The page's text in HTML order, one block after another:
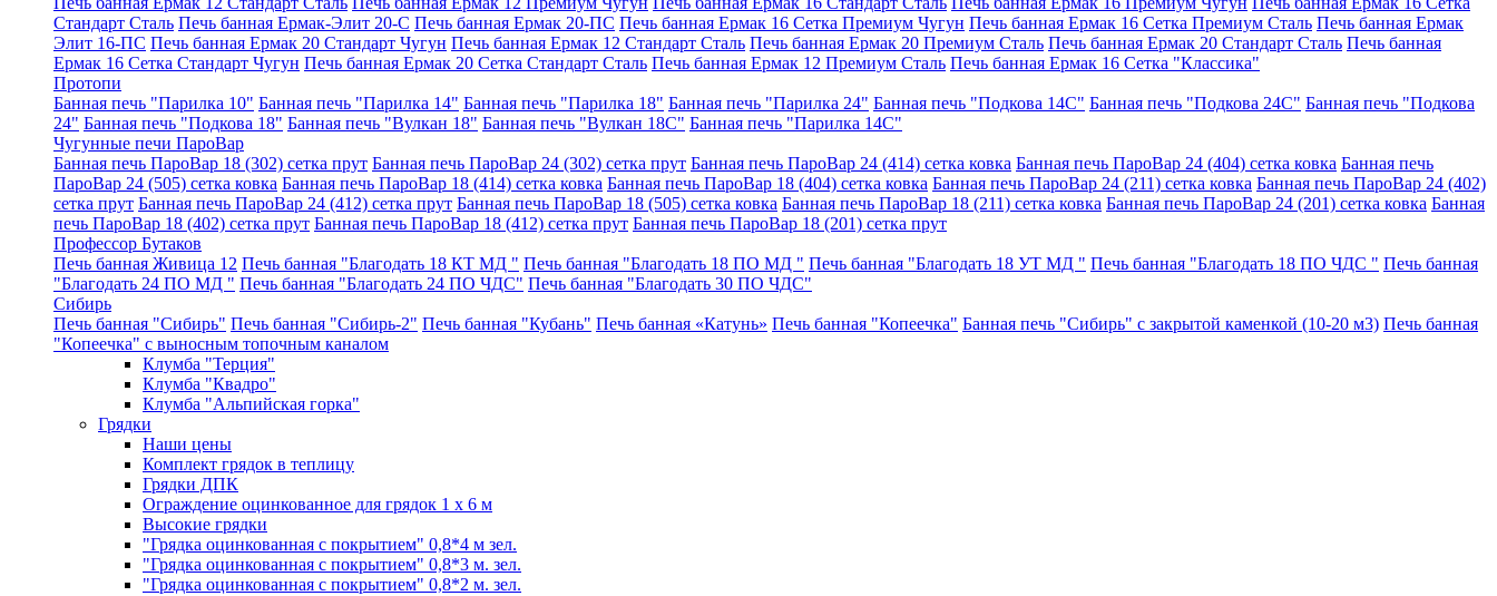
Стандарт Сталь Печь банная Ермак-Элит 20-С Печь банная Ермак 20-ПС Печь банная Ермак 16 Сетка Премиум Чугун Печь банная Ермак 16 Сетка Премиум Сталь Печь банная Ермак
Элит 16-ПС Печь банная Ермак 20 Стандарт Чугун Печь банная Ермак 12 Стандарт Сталь Печь банная Ермак 20 Премиум Сталь Печь банная Ермак 20 Стандарт Сталь Печь банная
Ермак 16 Сетка Стандарт Чугун Печь банная Ермак 20 Сетка Стандарт Сталь Печь банная Ермак 12 Премиум Сталь Печь банная Ермак 16 Сетка "Классика"
Протопи
Банная печь "Парилка 10" Банная печь "Парилка 14" Банная печь "Парилка 18" Банная печь "Парилка 24" Банная печь "Подкова 14С" Банная печь "Подкова 24С" Банная печь "Подкова
24" Банная печь "Подкова 18" Банная печь "Вулкан 18" Банная печь "Вулкан 18С" Банная печь "Парилка 14С"
Чугунные печи ПароВар
Банная печь ПароВар 18 (302) сетка прут Банная печь ПароВар 24 (302) сетка прут Банная печь ПароВар 24 (414) сетка ковка Банная печь ПароВар 24 (404) сетка ковка Банная печь
ПароВар 24 (505) сетка ковка Банная печь ПароВар 18 (414) сетка ковка Банная печь ПароВар 18 (404) сетка ковка Банная печь ПароВар 24 (211) сетка ковка Банная печь ПароВар 24 (402)
сетка прут Банная печь ПароВар 24 (412) сетка прут Банная печь ПароВар 18 (505) сетка ковка Банная печь ПароВар 18 (211) сетка ковка Банная печь ПароВар 24 (201) сетка ковка Банная
печь ПароВар 18 (402) сетка прут Банная печь ПароВар 18 (412) сетка прут Банная печь ПароВар 18 (201) сетка прут
Профессор Бутаков
Печь банная Живица 12 Печь банная "Благодать 18 КТ МД " Печь банная "Благодать 18 ПО МД " Печь банная "Благодать 18 УТ МД " Печь банная "Благодать 18 ПО ЧДС " Печь банная
"Благодать 24 ПО МД " Печь банная "Благодать 24 ПО ЧДС" Печь банная "Благодать 30 ПО ЧДС"
Сибирь
Печь банная "Сибирь" Печь банная "Сибирь-2" Печь банная "Кубань" Печь банная «Катунь» Печь банная "Копеечка" Банная печь "Сибирь" с закрытой каменкой (10-20 м3) Печь банная
"Копеечка" с выносным топочным каналом
Клумба "Терция"
Клумба "Квадро"
Клумба "Альпийская горка"
Грядки
Наши цены
Комплект грядок в теплицу
Грядки ДПК
Ограждение оцинкованное для грядок 1 x 6 м
Высокие грядки
"Грядка оцинкованная с покрытием" 0,8*4 м зел.
"Грядка оцинкованная с покрытием" 0,8*3 м. зел.
"Грядка оцинкованная с покрытием" 0,8*2 м. зел.